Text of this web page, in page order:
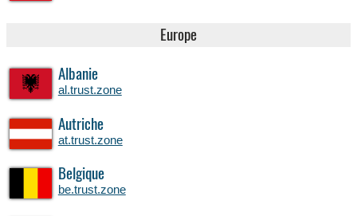
Europe
Albanie
al.trust.zone
Autriche
at.trust.zone
Belgique
be.trust.zone